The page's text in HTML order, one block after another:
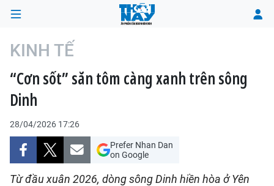
TRANG CHỦ
CHÍNH TRỊ
XÃ HỘI
KINH TẾ
“Cơn sốt” săn tôm càng xanh trên sông
Dinh
28/04/2026 17:26
Prefer Nhan Dan
on Google
Từ đầu xuân 2026, dòng sông Dinh hiền hòa ở Yên